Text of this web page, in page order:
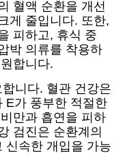
혈액 순환을 개선
게 줄입니다. 또한,
피하고, 휴식 중
박 의류를 착용하
합니다.
니다. 혈관 건강은
E가 풍부한 적절한
만과 흡연을 피하
검진은 순환계의
신속한 개입을 가능